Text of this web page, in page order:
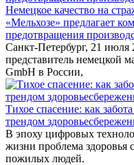
Немецкое качество на
«Мельхозе» предлагает
предотвращения
Санкт-Петербург, 21
представитель немецкой
GmbH в России,
Тихое спасение: как
трендом
В эпоху цифровых
жизни проблема здоровья
пожилых людей.